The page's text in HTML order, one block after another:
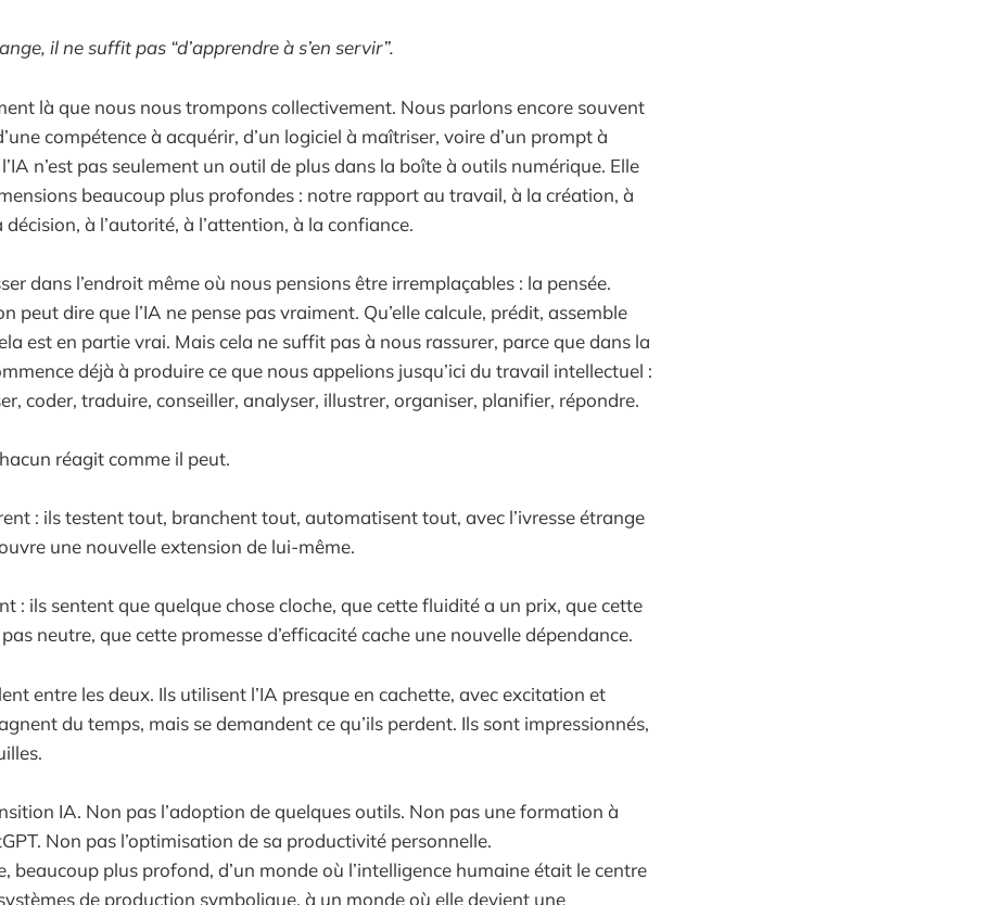
il ne suffit pas “d’apprendre à s’en servir”.
là que nous nous trompons collectivement. Nous parlons encore souvent
compétence à acquérir, d’un logiciel à maîtriser, voire d’un prompt à
n’est pas seulement un outil de plus dans la boîte à outils numérique. Elle
beaucoup plus profondes : notre rapport au travail, à la création, à
décision, à l’autorité, à l’attention, à la confiance.
dans l’endroit même où nous pensions être irremplaçables : la pensée.
peut dire que l’IA ne pense pas vraiment. Qu’elle calcule, prédit, assemble
est en partie vrai. Mais cela ne suffit pas à nous rassurer, parce que dans la
déjà à produire ce que nous appelions jusqu’ici du travail intellectuel :
coder, traduire, conseiller, analyser, illustrer, organiser, planifier, répondre.
réagit comme il peut.
: ils testent tout, branchent tout, automatisent tout, avec l’ivresse étrange
une nouvelle extension de lui-même.
: ils sentent que quelque chose cloche, que cette fluidité a un prix, que cette
pas neutre, que cette promesse d’efficacité cache une nouvelle dépendance.
entre les deux. Ils utilisent l’IA presque en cachette, avec excitation et
du temps, mais se demandent ce qu’ils perdent. Ils sont impressionnés,
IA. Non pas l’adoption de quelques outils. Non pas une formation à
Non pas l’optimisation de sa productivité personnelle.
beaucoup plus profond, d’un monde où l’intelligence humaine était le centre
de production symbolique, à un monde où elle devient une